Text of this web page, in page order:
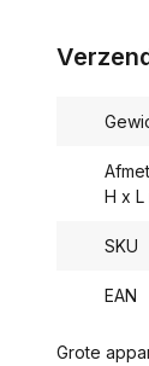
H x L
SKU
EAN
Grote